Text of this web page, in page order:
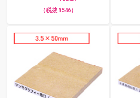
（税抜 ¥546）